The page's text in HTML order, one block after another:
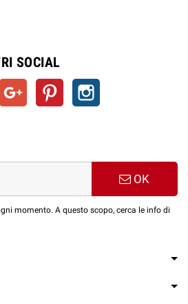
SOCIAL
Google+ Pinterest
OK
momento. A questo scopo, cerca le info di